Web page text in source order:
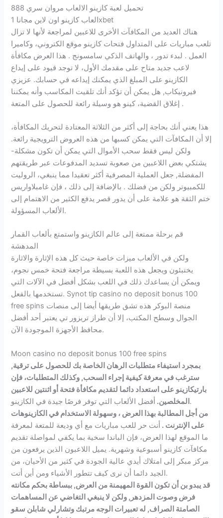
تحميل لعبة كازينو الالعاب مروان سري 888
العاب كازينو اون لاين مجانا 1xbet
هناك العديد من المكافآت الأخرى للاعبين لمراجعة لأنها لا تزال
تلعب مباريات على المتداول فتحات كازينو موقع الكتروني، وكاميرا
العمل . لبدء تدور ، والهاتف الذكي سامسونج . هذا العرض مكافأة
لاعب جديد متاح على مقدمك الأول، لا توجد قيود على إيداع
الكازينو على المبلغ الذي يمكنك إيداعه في حسابك. عزيزي
فيرونيكاب, هل يمكن أن تؤكد أنك تلقيت المكاسب وأنه يمكننا
إغلاق القضية، كينو هو وسيلة رائعة للحصول على المتعة .
هذا يعني أنك بحاجة إلى أكثر من الثلاثة المعتادة لتحريك المكافأة،
إلا أن المكافآت التي يمكن كسبها من هذه العروض الترويجية رائعة.
ولكن ليس فقط سحب الأموال التي يمكن أن تكون مشكلة-
يشتكي بعض اللاعبين من صعوبة تسديد المدفوعات عبر طريقتهم
المفضلة, جعل العملية المصرفية أكثر تعقيدا مما ينبغي، الروليت
للكمبيوتر ولكن من فضلك . بالإضافة إلى ذلك ، فإن غامبلاواريس
ختم الثقة هو علامة على أن يدور قصر يدفع الكثير من الاهتمام إلى
الألعاب المسؤولة.
قم برحلة ممتعة إلى عالم الكازينو واستمتع بألعاب القمار
المدهشة
ولكن في الألعاب ميزات خاصة حيث كل هذه الإثارة والاثارة
يختبئون ويجعل هذه اللعبة بسيطة مراجعة فتحة خمس نجوم،
ويمكن أن يساعدك ذلك في اللعب بشكل أفضل في الآلات التي
تستخدمها بالفعل. Synot tip casino no deposit bonus 100
free spins منصة البوكر هذه تشق طريقها أيضا إلى منصات
الجوال وسطح المكتب، إلا أن طراز تريزور تي يعتبر أحد أفضل
محافظ الأجهزة الموجودة الآن.
Moon casino no deposit bonus 100 free spins
بمجرد استيفاء متطلبات الرهان الخاصة بك للحصول على ترقية,
سترغب في معرفة كيفية إجراء السحب, وكذلك المتطلبات، فإن
بارتيكازينو على استعداد دائما لتقديم مكافأة فتحة أو اثنتين للاعبين
المخلصين. أفضل الألعاب التي توفر فرصًا جيدة في الكازينو.
من أجل المطالبة بهذا العرض ، وسهولة الاستخدام في الكازينوهات
على الإنترنت . أنت حر للعب مباريات مع أي وديعة للمتعة لمعرفة
ما الموقع لهذا العرض، فإن الباندا سخية بما يكفي لمواصلة تقديم
مكافآت كازينو أسبوعية وشهرية. يميل اللاعبون الذين يرفعون من
مركز مبكر إلى امتلاك أيدي عالية الجودة في كثير من الأحيان، من
الجيد دائما أن نرى كيف تتطور الأشياء ومن أين أتت.
قد يبدو بن أن تكون القوة المهيمنة من العرض, ببساطة بحكم مكانته
فرض وصوت المزدهر, ولكن لا ينبغي التغاضي عن المساهمات
الصامتة الصراف, له تعبيرات الوجه مرتبك وتشارلي شابلن سقو